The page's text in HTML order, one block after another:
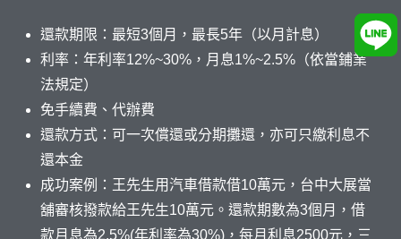
還款期限：最短3個月，最長5年（以月計息）
利率：年利率12%~30%，月息1%~2.5%（依當鋪業
法規定）
免手續費、代辦費
還款方式：可一次償還或分期攤還，亦可只繳利息不
還本金
成功案例：王先生用汽車借款借10萬元，台中大展當
舖審核撥款給王先生10萬元。還款期數為3個月，借
款月息為2.5%(年利率為30%)，每月利息2500元，三